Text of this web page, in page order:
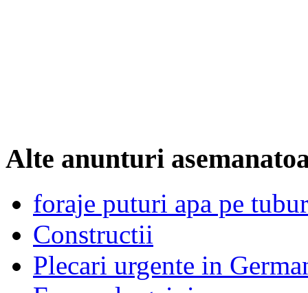
Alte anunturi
foraje puturi apa pe
Constructii
Plecari urgente in